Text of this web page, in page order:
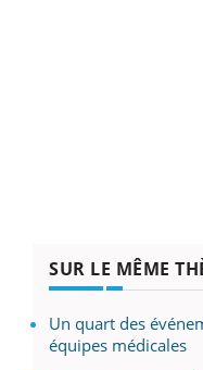
SUR LE MÊME
Un quart des
équipes médicales